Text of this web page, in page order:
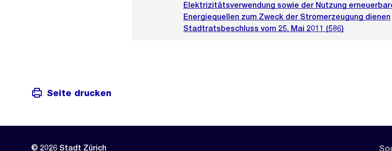
Elektrizitätsverwendung sowie der Nutzung
Energiequellen zum Zweck der Stromerzeugung dienen
Stadtratsbeschluss vom 25. Mai 2011 (586)
Seite drucken
© 2026 Stadt Zürich